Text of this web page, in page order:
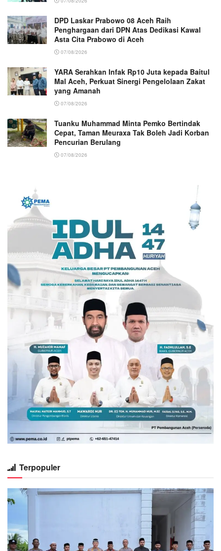
DPD Laskar Prabowo 08 Aceh Raih
Penghargaan dari DPN Atas Dedikasi Kawal
Asta Cita Prabowo di Aceh
07/08/2026
YARA Serahkan Infak Rp10 Juta kepada Baitul
Mal Aceh, Perkuat Sinergi Pengelolaan Zakat
yang Amanah ‎
07/08/2026
Tuanku Muhammad Minta Pemko Bertindak
Cepat, Taman Meuraxa Tak Boleh Jadi Korban
Pencurian Berulang
07/08/2026
Terpopuler